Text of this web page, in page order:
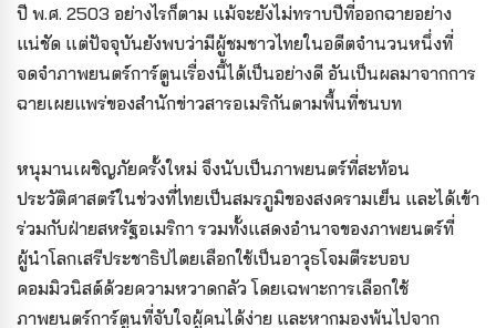
ปี พ.ศ. 2503 อย่างไรก็ตาม แม้จะยังไม่ทราบปีที่ออกฉายอย่าง
แน่ชัด แต่ปัจจุบันยังพบว่ามีผู้ชมชาวไทยในอดีตจำนวนหนึ่งที่
จดจำภาพยนตร์การ์ตูนเรื่องนี้ได้เป็นอย่างดี อันเป็นผลมาจากการ
ฉายเผยแพร่ของสำนักข่าวสารอเมริกันตามพื้นที่ชนบท
หนุมานเผชิญภัยครั้งใหม่ จึงนับเป็นภาพยนตร์ที่สะท้อน
ประวัติศาสตร์ในช่วงที่ไทยเป็นสมรภูมิของสงครามเย็น และได้เข้า
ร่วมกับฝ่ายสหรัฐอเมริกา รวมทั้งแสดงอำนาจของภาพยนตร์ที่
ผู้นำโลกเสรีประชาธิปไตยเลือกใช้เป็นอาวุธโจมตีระบอบ
คอมมิวนิสต์ด้วยความหวาดกลัว โดยเฉพาะการเลือกใช้
ภาพยนตร์การ์ตูนที่จับใจผู้คนได้ง่าย และหากมองพ้นไปจาก